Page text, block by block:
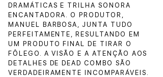
DRAMÁTICAS E TRILHA SONORA
ENCANTADORA. O PRODUTOR,
MANUEL BARBOSA, JUNTA TUDO
PERFEITAMENTE, RESULTANDO EM
UM PRODUTO FINAL DE TIRAR O
FÔLEGO. A VISÃO E A ATENÇÃO AOS
DETALHES DE DEAD COMBO SÃO
VERDADEIRAMENTE INCOMPARÁVEIS.